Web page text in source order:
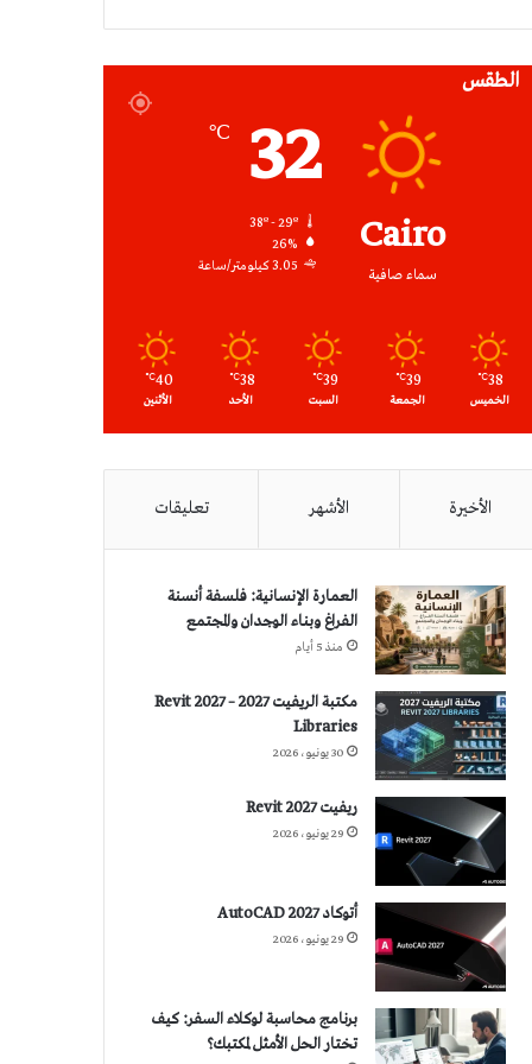
الطقس
Cairo
سماء صافية
32
℃
26%
3.05 كيلومتر/ساعة
38
℃
الخميس
39
℃
الجمعة
39
℃
السبت
38
℃
الأحد
40
℃
الأثنين
الأخيرة الأشهر تعليقات
العمارة الإنسانية: فلسفة أنسنة
الفراغ وبناء الوجدان والمجتمع
منذ 5 أيام
مكتبة الريفيت 2027 – Revit 2027
Libraries
30 يونيو، 2026
ريفيت 2027 Revit
29 يونيو، 2026
أتوكاد 2027 AutoCAD
29 يونيو، 2026
برنامج محاسبة لوكلاء السفر: كيف
تختار الحل الأمثل لمكتبك؟